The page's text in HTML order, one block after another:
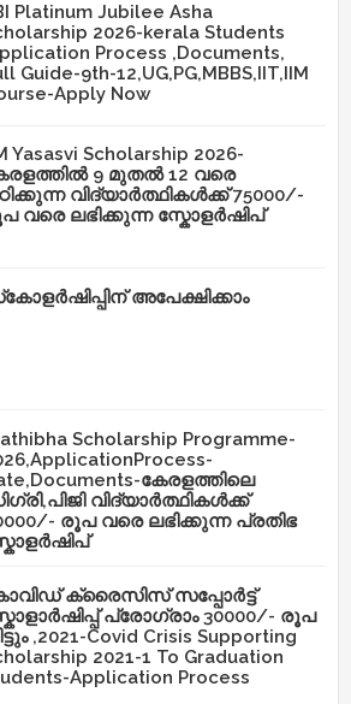
Platinum Jubilee Asha
2026-kerala Students
Process ,Documents,
Guide-9th-12,UG,PG,MBBS,IIT,IIM
Apply Now
Yasasvi Scholarship 2026-
9 മുതൽ 12 വരെ
വിദ്യാർത്ഥികൾക്ക് 75000/-
വരെ ലഭിക്കുന്ന സ്കോളർഷിപ്
അപേക്ഷിക്കാം
Scholarship Programme-
കേരളത്തിലെ
വിദ്യാർത്ഥികൾക്ക്
രൂപ വരെ ലഭിക്കുന്ന പ്രതിഭ
ക്രൈസിസ് സപ്പോർട്ട്
പ്രോഗ്രാം 30000/- രൂപ
,2021-Covid Crisis Supporting
2021-1 To Graduation
Application Process